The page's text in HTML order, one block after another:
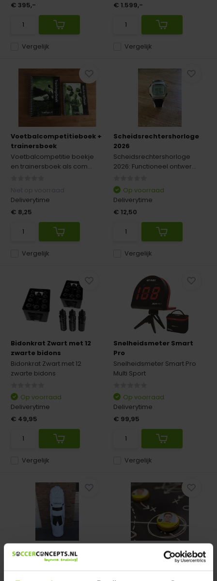
Vergelijk
€ 395,-
Vergelijk
€ 1.599,-
Voetbalcompetitieboek +
trainersboek
Voetbalcompetitie boekje
en trainersboek als com...
Vergelijk
Deliverytime
€ 8,25
Scheidsrechtershorloge
2026
Scheidsrechtershorloge
2026: Functioneel ontwer...
Vergelijk
Op voorraad
Deliverytime
€ 12,50
Bidonkrat Zwart met 12
zwarte bidons
Bidonkrat Zwart met 12
zwarte bidons
Vergelijk
Op voorraad
Deliverytime
€ 49,95
Snelheidsmeter Smart
Pro
Snelheidsmeter Smart Pro
Multi Sport
Vergelijk
Op voorraad
Deliverytime
€ 99,95
Dummy Trainingspop
Senior 200cm
Spelersmagneten met